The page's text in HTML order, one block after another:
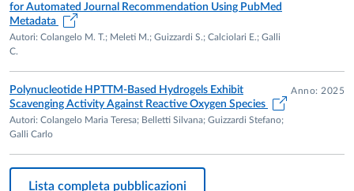
Associato per il settore BIO 17 con il seguente giudizio della
commissione: “L’attività scientifica del dott. Guizzardi,
costante e continua nel tempo, affronta tematiche
mediante tecniche di immunofluorescenza,
immunoistochimica e microscopia elettronica, oltre che di
biologia molecolare, sia in vivo che in vitro. Le ricerche si
riviste di buon impact factor e specifiche del settore
for Automated Journal Recommendation Using PubMed
Metadata
Autori: Colangelo M. T.; Meleti M.; Guizzardi S.; Calciolari E.; Galli
C.
Polynucleotide HPTTM-Based Hydrogels Exhibit
Scavenging Activity Against Reactive Oxygen Species
Autori: Colangelo Maria Teresa; Belletti Silvana; Guizzardi Stefano;
Galli Carlo
Anno: 2025
Lista completa pubblicazioni